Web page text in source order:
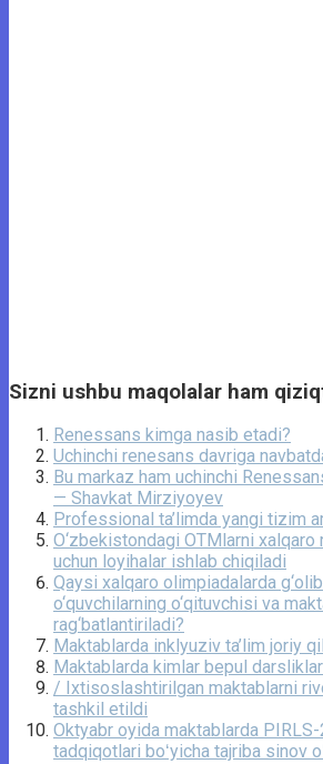
Sizni ushbu maqolalar ham
Renessans kimga nasib etadi?
Uchinchi renesans davriga
Bu markaz ham uchinchi
— Shavkat Mirziyoyev
Professional ta’limda yangi tizim
O‘zbekistondagi OTMlarni
uchun loyihalar ishlab chiqiladi
Qaysi xalqaro olimpiadalarda
o‘quvchilarning o‘qituvchisi va
rag‘batlantiriladi?
Maktablarda inklyuziv ta’lim joriy
Maktablarda kimlar bepul
/ Ixtisoslashtirilgan maktablarni
tashkil etildi
Oktyabr oyida maktablarda
tadqiqotlari boʻyicha tajriba sinov